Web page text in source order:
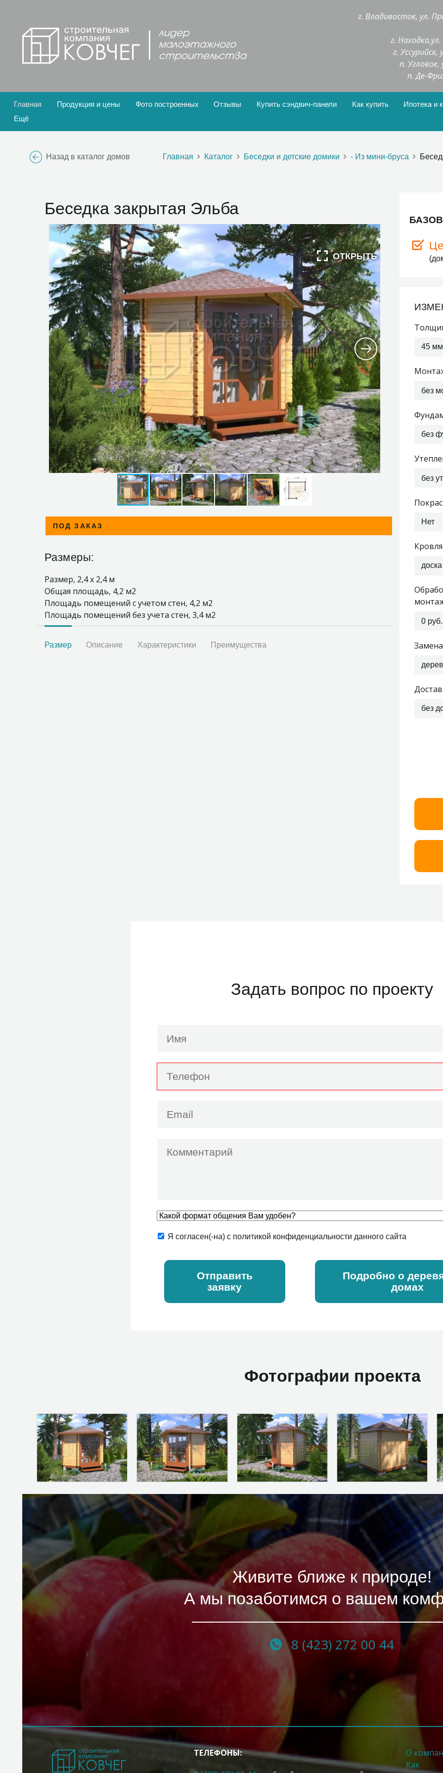
г. Владивосток, ул.
г.
г. Уссурийск,
п. Угловое,
п. Де-
Главная Продукция и цены Фото построенных Отзывы Купить сэндвич-панели Как купить Ипотека и
Ещё
Назад в каталог домов Главная Каталог Беседки и детские домики - Из мини-бруса
Беседка закрытая Эльба
ПОД ЗАКАЗ
Размер Описание Характеристики Преимущества
Размеры:
Размер, 2,4 х 2,4 м
Общая площадь, 4,2 м2
Площадь помещений с учетом стен, 4,2 м2
Площадь помещений без учета стен, 3,4 м2
45 мм
без
без
без
Нет
Кровля
0 руб.
без
Задать вопрос по проекту
Я согласен(-на) с политикой конфиденциальности данного сайта
Отправить
заявку
Подробно о
домах
Фотографии проекта
Живите ближе к природе!
А мы позаботимся о вашем
8 (423) 272 00 44
ТЕЛЕФОНЫ:
О
Как